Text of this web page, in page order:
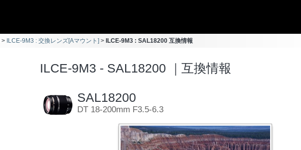
ILCE-9M3 : 交換レンズ[Aマウント] ILCE-9M3 : SAL18200 互換情報
ILCE-9M3 - SAL18200 ｜互換情報
SAL18200
DT 18-200mm F3.5-6.3